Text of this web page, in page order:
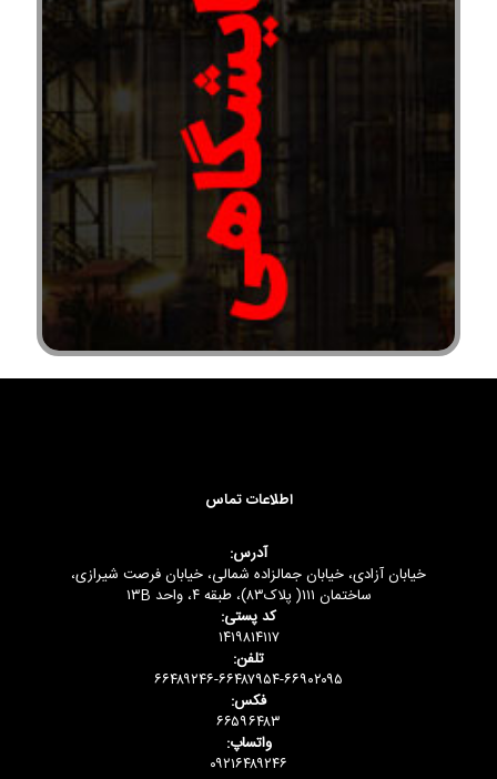
اطلاعات تماس
آدرس:
خیابان آزادی، خیابان جمالزاده شمالی، خیابان فرصت شیرازی،
ساختمان ۱۱۱( پلاک۸۳)، طبقه ۴، واحد ۱۳B
کد پستی:
۱۴۱۹۸۱۴۱۱۷
تلفن:
۶۶۴۸۹۲۴۶-۶۶۴۸۷۹۵۴-۶۶۹۰۲۰۹۵
فکس:
۶۶۵۹۶۴۸۳
واتساپ:
۰۹۲۱۶۴۸۹۲۴۶